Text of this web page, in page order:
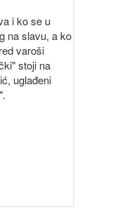
i ko se u
na slavu, a ko
varoši
stoji na
uglađeni